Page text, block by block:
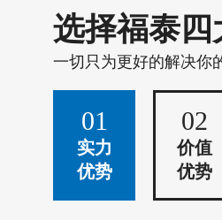
选择福泰四
一切只为更好的解决你
01
实力
优势
02
价值
优势